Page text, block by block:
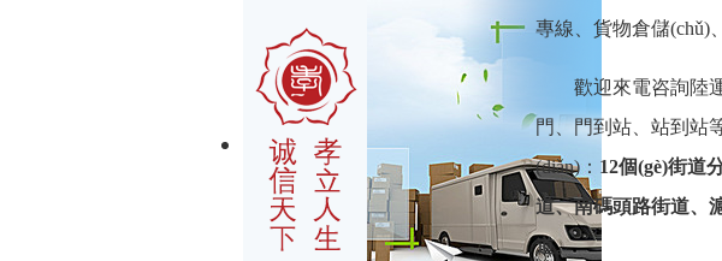
專線、貨物倉儲(chǔ)
歡迎來電咨詢陸
門 、門到站、站到站
(diǎn)： 12個(gè)街道
道、南碼頭路街道、
道。